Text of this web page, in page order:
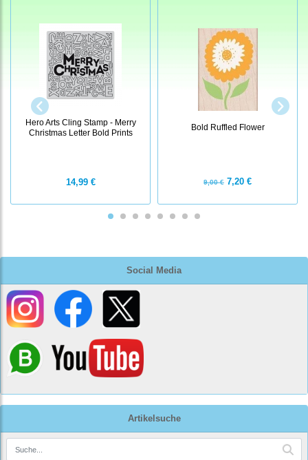
Social Media
Artikelsuche
Hero Arts Cling Stamp - Merry
Christmas Letter Bold Prints
14,99 €
Bold Ruffled Flower
9,00 € 7,20 €